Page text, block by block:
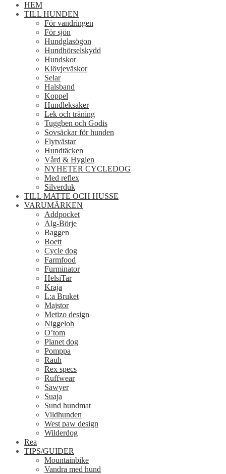
HEM
TILL HUNDEN
För vandringen
För sjön
Hundglasögon
Hundhörselskydd
Hundskor
Klövjeväskor
Selar
Halsband
Koppel
Hundleksaker
Lek och träning
Tuggben och Godis
Sovsäckar för hunden
Flytvästar
Hundtäcken
Vård & Hygien
NYHETER CYCLEDOG
Med reflex
Silverduk
TILL MATTE OCH HUSSE
VARUMÄRKEN
Addpocket
Alg-Börje
Baggen
Boett
Cycle dog
Farmfood
Furminator
HelsiTar
Kraja
L:a Bruket
Majstor
Metizo design
Niggeloh
O’tom
Planet dog
Pomppa
Rauh
Rex specs
Ruffwear
Sawyer
Suaja
Sund hundmat
Vildhunden
West paw design
Wilderdog
Rea
TIPS/GUIDER
Mountainbike
Vandra med hund